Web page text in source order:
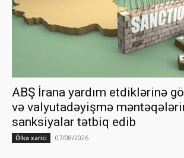
ABŞ İrana yardım etdiklərinə
və valyutadəyişmə
sanksiyalar tətbiq edib
Ölkə xarici 07/08/2026